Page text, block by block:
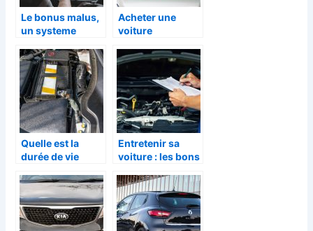
Le bonus malus,
un systeme
conscientiser
votre conduite
Acheter une
voiture
quels criteres
compte ?
Quelle est la
durée de vie
voiture
électrique ?
Entretenir sa
voiture : les bons